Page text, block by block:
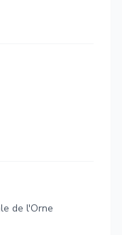
de l'Orne